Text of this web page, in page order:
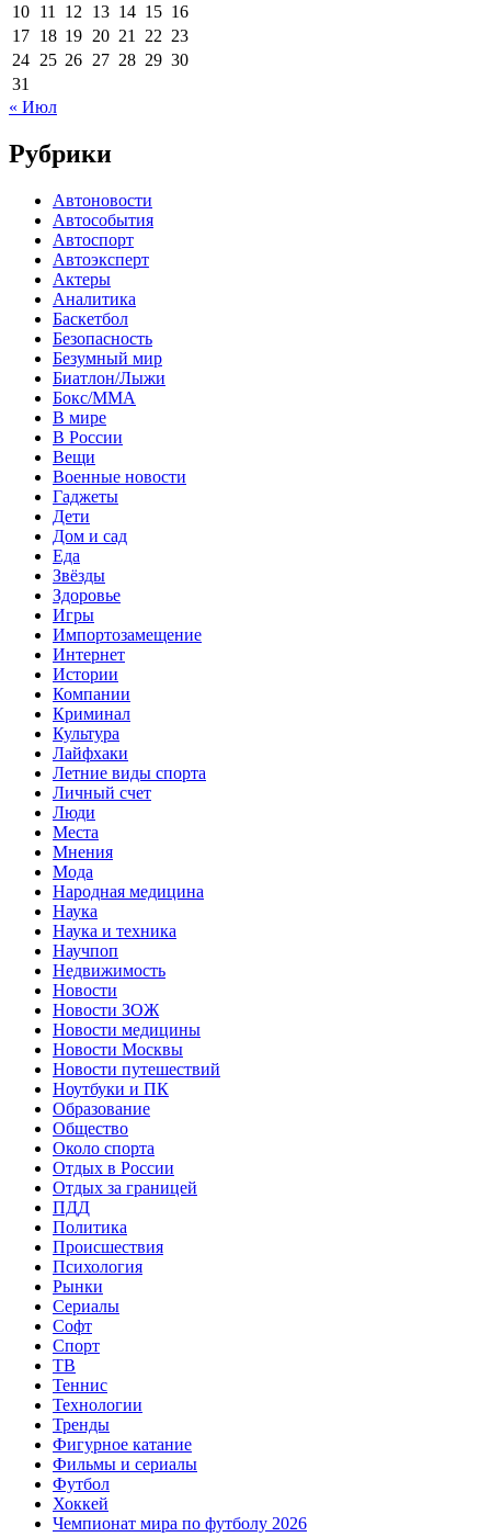
10 11 12 13 14 15 16
17 18 19 20 21 22 23
24 25 26 27 28 29 30
31
« Июл
Рубрики
Автоновости
Автособытия
Автоспорт
Автоэксперт
Актеры
Аналитика
Баскетбол
Безопасность
Безумный мир
Биатлон/Лыжи
Бокс/MMA
В мире
В России
Вещи
Военные новости
Гаджеты
Дети
Дом и сад
Еда
Звёзды
Здоровье
Игры
Импортозамещение
Интернет
Истории
Компании
Криминал
Культура
Лайфхаки
Летние виды спорта
Личный счет
Люди
Места
Мнения
Мода
Народная медицина
Наука
Наука и техника
Научпоп
Недвижимость
Новости
Новости ЗОЖ
Новости медицины
Новости Москвы
Новости путешествий
Ноутбуки и ПК
Образование
Общество
Около спорта
Отдых в России
Отдых за границей
ПДД
Политика
Происшествия
Психология
Рынки
Сериалы
Софт
Спорт
ТВ
Теннис
Технологии
Тренды
Фигурное катание
Фильмы и сериалы
Футбол
Хоккей
Чемпионат мира по футболу 2026